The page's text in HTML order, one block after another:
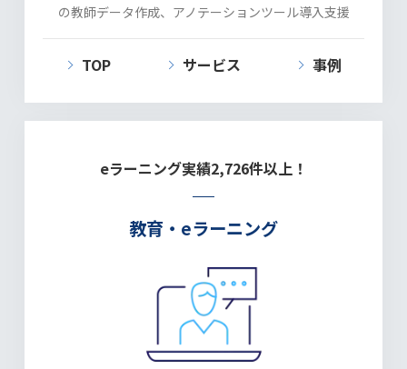
の教師データ作成、アノテーションツール導入支援
TOP サービス 事例
eラーニング実績2,726件以上！
教育・eラーニング